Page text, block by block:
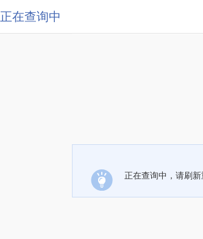
正在查询中
正在查询中，请刷新